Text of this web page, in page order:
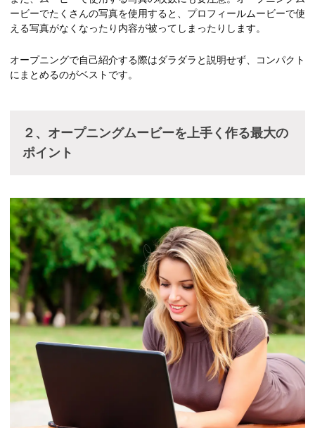
ービーでたくさんの写真を使用すると、プロフィールムービーで使
える写真がなくなったり内容が被ってしまったりします。
オープニングで自己紹介する際はダラダラと説明せず、コンパクト
にまとめるのがベストです。
２、オープニングムービーを上手く作る最大の
ポイント